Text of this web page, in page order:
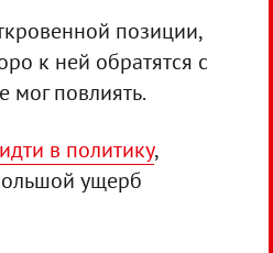
позиции,
к ней обратятся с
мог повлиять.
в политику,
ущерб